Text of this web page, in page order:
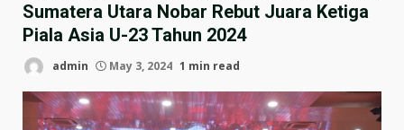
Sumatera Utara Nobar Rebut Juara Ketiga
Piala Asia U-23 Tahun 2024
admin May 3, 2024 1 min read